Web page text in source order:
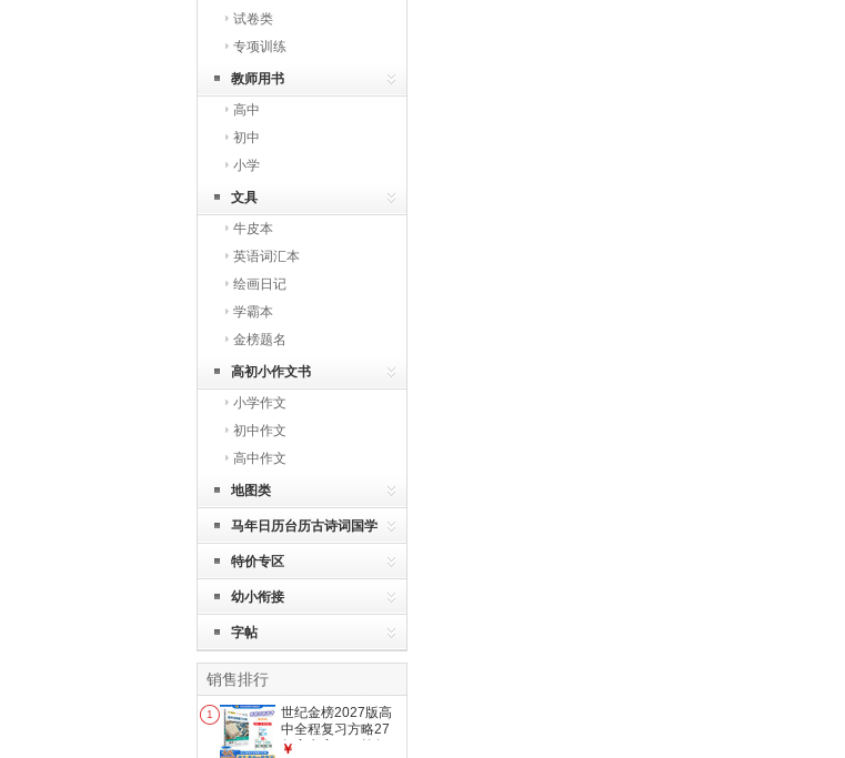
试卷类
专项训练
教师用书
高中
初中
小学
文具
牛皮本
英语词汇本
绘画日记
学霸本
金榜题名
高初小作文书
小学作文
初中作文
高中作文
地图类
马年日历台历古诗词国学
特价专区
幼小衔接
字帖
销售排行
1
世纪金榜2027版高
中全程复习方略27
年高考高三一轮复习
￥